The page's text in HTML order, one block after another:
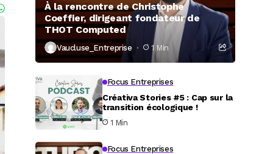
À la rencontre de Christophe
Coeffier, dirigeant fondateur de
THOT Computed
Vaucluse_Entreprise 1 Min
Focus Entreprises
Créativa Stories #5 : Cap sur la
transition écologique !
1 Min
Focus Entreprises